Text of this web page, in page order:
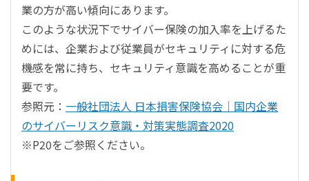
業の方が高い傾向にあります。
このような状況下でサイバー保険の加入率を上げるた
めには、企業および従業員がセキュリティに対する危
機感を常に持ち、セキュリティ意識を高めることが重
要です。
参照元： 一般社団法人 日本損害保険協会｜国内企業
のサイバーリスク意識・対策実態調査2020
※P20をご参照ください。